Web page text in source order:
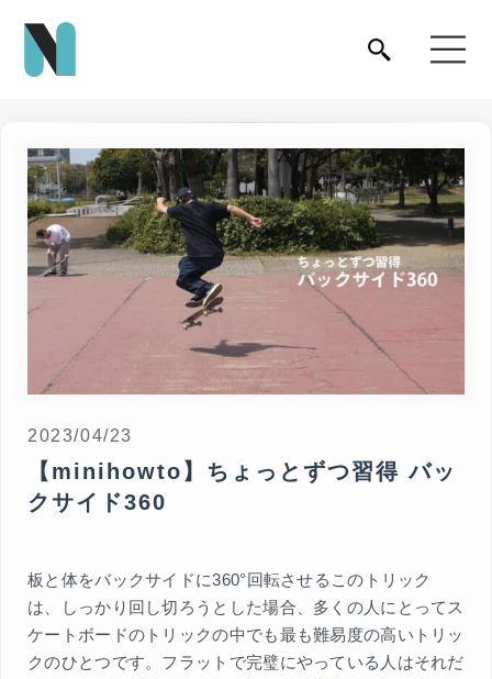
2023/04/23
【minihowto】ちょっとずつ習得 バッ
クサイド360
板と体をバックサイドに360°回転させるこのトリック
は、しっかり回し切ろうとした場合、多くの人にとってス
ケートボードのトリックの中でも最も難易度の高いトリッ
クのひとつです。フラットで完璧にやっている人はそれだ